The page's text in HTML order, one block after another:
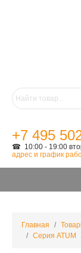
+7 495
☎ 10:00 - 19:00
адрес и график
Главная
Серия ATUM